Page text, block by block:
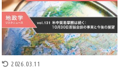
2026.03.11